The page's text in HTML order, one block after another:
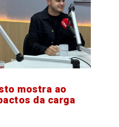
mostra ao
da carga